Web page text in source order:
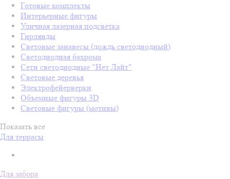
Готовые комплекты
Интерьерные фигуры
Уличная лазерная подсветка
Гирлянды
Световые занавесы (дождь светодиодный)
Светодиодная бахрома
Сети светодиодные "Нет Лайт"
Световые деревья
Электрофейерверки
Объемные фигуры 3D
Световые фигуры (мотивы)
Показать все
Для террасы
Для забора